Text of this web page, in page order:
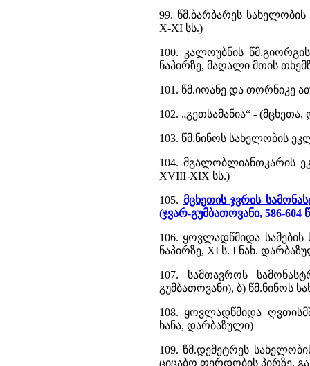
99. წმ.ბარბარეს
X-XI სს.)
100. კალოუბნის
ნაპირზე, მაღალი მთის
101. წმ.იოანე და თორნიკე
102. „გეთსამანია“ -
103. წმ.ნინოს სახელობის
104. მგალობლიანთკარის
XVIII-XIX სს.)
105. მცხეთის ჯვრის
(ჯვარ-გუმბათოვანი, 586-604
106. ყოვლადწმიდა სამების
ნაპირზე, XI ს. I ნახ.
107. სამთავროს
გუმბათოვანი), ბ) წმ.ნინოს
108. ყოვლადწმიდა
ხანა, დარბაზული)
109. წმ.დემეტრეს
ციცაბო ფერდობის პირზე,